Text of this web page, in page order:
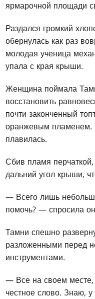
ярмарочной площади
Раздался громкий
обернулась как раз
молодая ученица
упала с края крыши.
Женщина поймала
восстановить
почти законченный
оранжевым пламенем.
плавилась.
Сбив пламя
дальний угол крыши,
— Всего лишь
помочь? — спросила
Тамни спешно
разложенными перед
инструментами.
— Все на своем месте,
честное слово. Знаю,